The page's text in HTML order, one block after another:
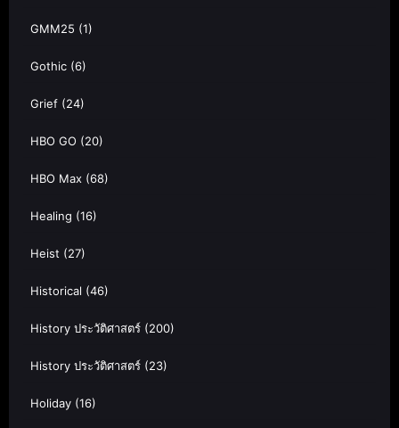
GMM25 (1)
Gothic (6)
Grief (24)
HBO GO (20)
HBO Max (68)
Healing (16)
Heist (27)
Historical (46)
History ประวัติศาสตร์ (200)
History ประวัติศาสตร์ (23)
Holiday (16)